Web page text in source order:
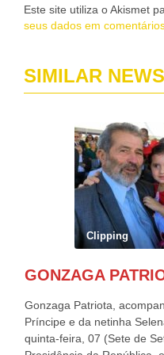
Este site utiliza o Akismet
seus dados em
SIMILAR NEWS
Clipping
Gonzaga Patriota,
Príncipe e da netinha
quinta-feira, 07 (Sete de